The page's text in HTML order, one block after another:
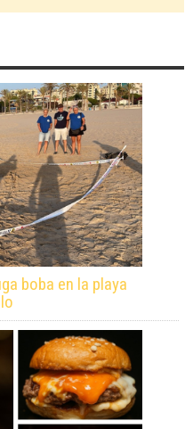
boba en la playa